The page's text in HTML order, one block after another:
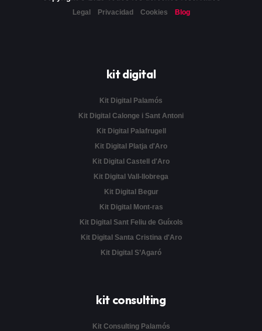
Legal Privacidad Cookies Blog
kit digital
Kit Digital Palamós
Kit Digital Calonge i Sant Antoni
Kit Digital Palafrugell
Kit Digital Platja d'Aro
Kit Digital Castell d'Aro
Kit Digital Vall-llobrega
Kit Digital Begur
Kit Digital Mont-ras
Kit Digital Sant Feliu de Guíxols
Kit Digital Santa Cristina d'Aro
Kit Digital S’Agaró
kit consulting
Kit Consulting Palamós